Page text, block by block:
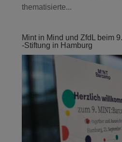
thematisierte...
Mint in Mind und ZfdL beim
-Stiftung in Hamburg